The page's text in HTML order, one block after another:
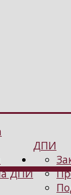
ДПИ
ДПИ